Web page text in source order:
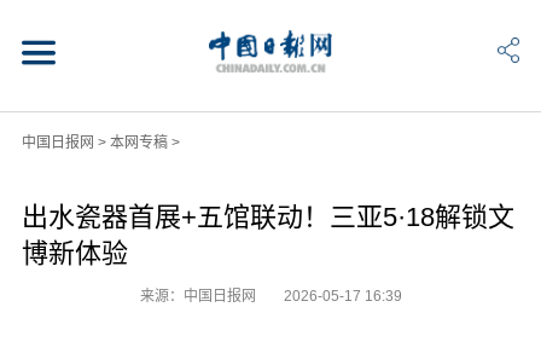
中国日报网 > 本网专稿>
出水瓷器首展+五馆联动！三亚5·18解锁文
博新体验
来源：中国日报网 2026-05-17 16:39